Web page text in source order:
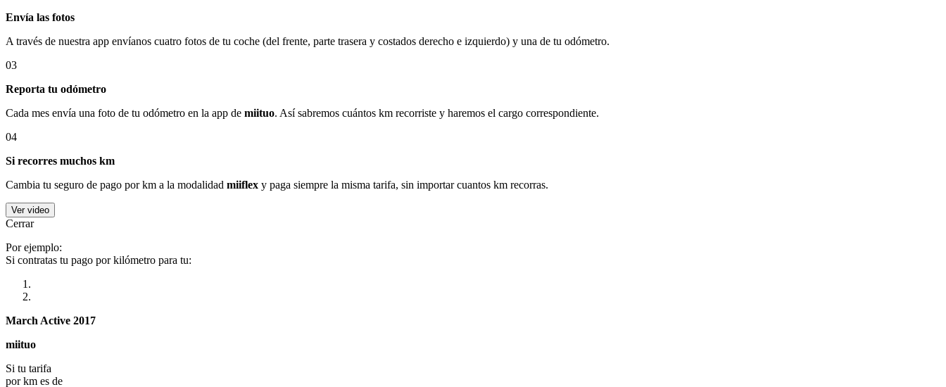
Envía las fotos
A través de nuestra app envíanos cuatro fotos de tu coche (del frente, parte trasera y costados derecho e izquierdo) y una de tu odómetro.
03
Reporta tu odómetro
Cada mes envía una foto de tu odómetro en la app de miituo. Así sabremos cuántos km recorriste y haremos el cargo correspondiente.
04
Si recorres muchos km
Cambia tu seguro de pago por km a la modalidad miiflex y paga siempre la misma tarifa, sin importar cuantos km recorras.
Ver video
Cerrar
Por ejemplo:
Si contratas tu pago por kilómetro para tu:
March Active 2017
miituo
Si tu tarifa
por km es de